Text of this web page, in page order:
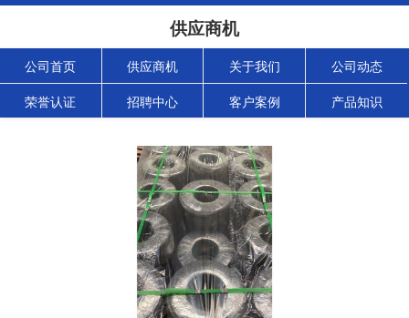
供应商机
公司首页 供应商机 关于我们 公司动态
荣誉认证 招聘中心 客户案例 产品知识